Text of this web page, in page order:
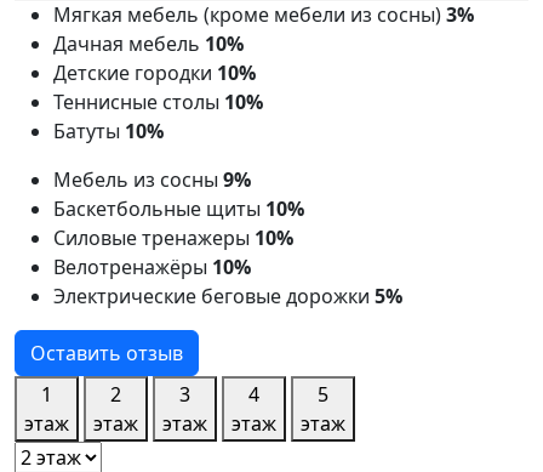
Мягкая мебель (кроме мебели из сосны)3%
Дачная мебель 10%
Детские городки 10%
Теннисные столы 10%
Батуты 10%
Мебель из сосны 9%
Баскетбольные щиты 10%
Силовые тренажеры 10%
Велотренажёры 10%
Электрические беговые дорожки 5%
Оставить отзыв
1
этаж
2
этаж
3
этаж
4
этаж
5
этаж